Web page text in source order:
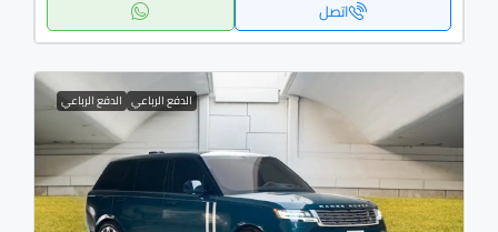
اتصل
الدفع الرباعي الدفع الرباعي